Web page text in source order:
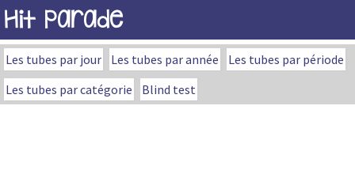
Hit Parade
Les tubes par jour Les tubes par année
Les tubes par période
Les tubes par catégorie
Blind test